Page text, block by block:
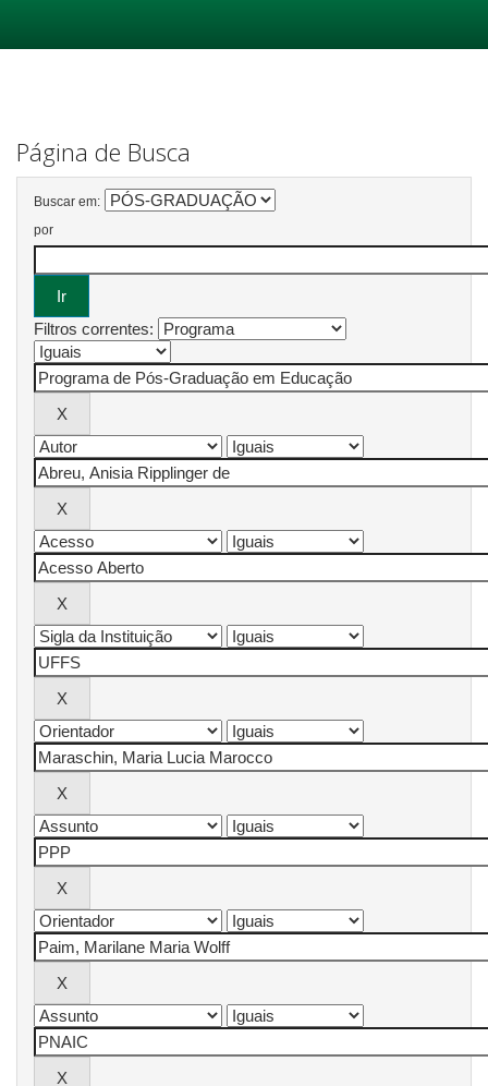
Página de Busca
Buscar em:
por
Filtros correntes: